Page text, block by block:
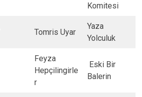
Komitesi
​Tomris Uyar
​Yaza
Yolculuk
​Feyza
Hepçilingirle
r
​ Eski Bir
Balerin